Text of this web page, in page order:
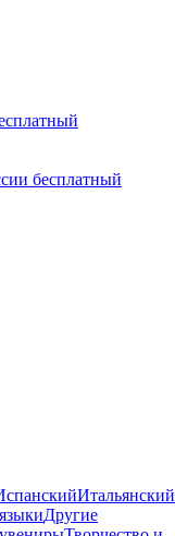
бесплатный
Итальянский
Другие